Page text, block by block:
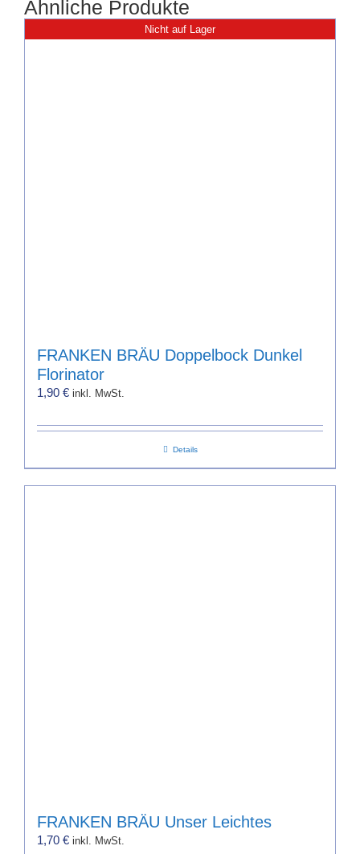
Ähnliche Produkte
Nicht auf Lager
FRANKEN BRÄU Doppelbock Dunkel
Florinator
1,90 € inkl. MwSt.
Details
FRANKEN BRÄU Unser Leichtes
1,70 € inkl. MwSt.